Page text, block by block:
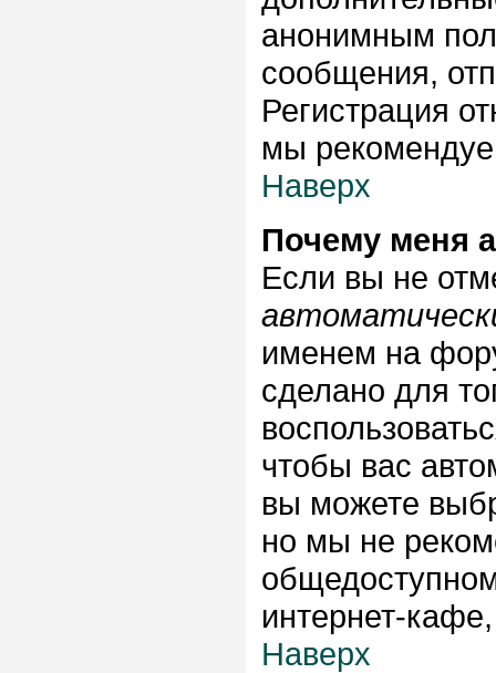
анонимным
сообщения,
Регистрация
мы
Наверх
Почему меня
Если вы не
именем на
сделано для
чтобы вас
вы можете
но мы не
интернет-
Наверх